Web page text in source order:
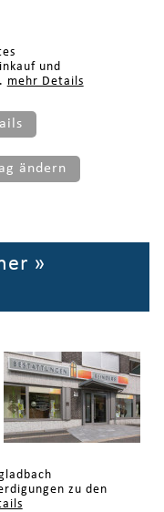
und
mehr Details
ändern
»
zu den